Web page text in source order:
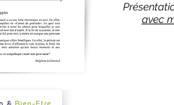
avec